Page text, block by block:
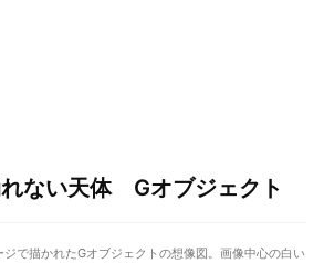
ない天体 Gオブジェクト
で描かれたGオブジェクトの想像図。画像中心の白い